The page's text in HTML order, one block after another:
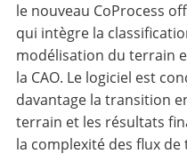
le nouveau CoProcess
qui intègre la
modélisation du terrain
la CAO. Le logiciel est
davantage la transition
terrain et les résultats
la complexité des flux